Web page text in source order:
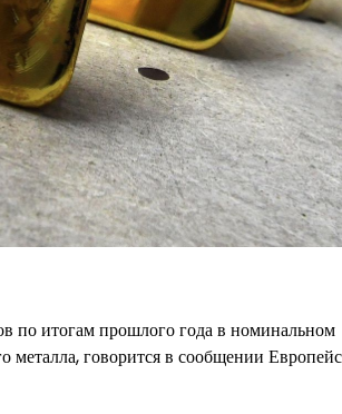
по итогам прошлого года в номинальном
говорится в сообщении